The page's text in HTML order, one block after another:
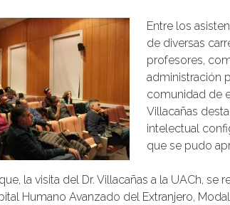
Entre los
de diversas
profesores,
administración
comunidad de
Villacañas
intelectual
que se pudo
la visita del Dr. Villacañas a la UACh,
Humano Avanzado del Extranjero,